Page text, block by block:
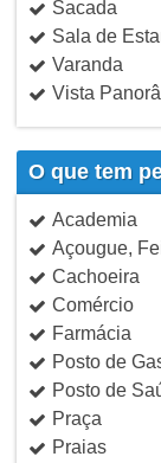
Sacada
Sala de
Varanda
Vista
O que tem
Academia
Açougue,
Cachoeira
Comércio
Farmácia
Posto de
Posto de
Praça
Praias